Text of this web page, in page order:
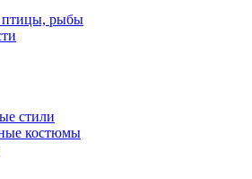
рыбы
стили
костюмы